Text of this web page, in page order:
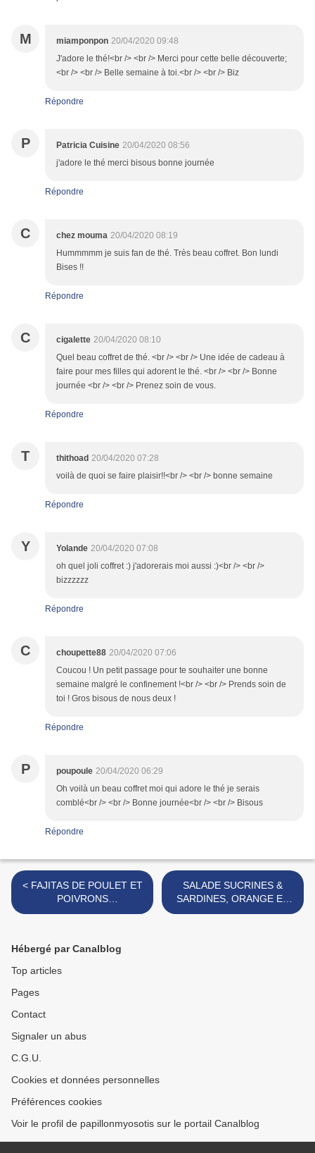
M miamponpon 20/04/2020 09:48
J'adore le thé!<br /> <br /> Merci pour cette belle découverte;
<br /> <br /> Belle semaine à toi.<br /> <br /> Biz
Répondre
P Patricia Cuisine 20/04/2020 08:56
j'adore le thé merci bisous bonne journée
Répondre
C chez mouma 20/04/2020 08:19
Hummmmm je suis fan de thé. Très beau coffret. Bon lundi
Bises !!
Répondre
C cigalette 20/04/2020 08:10
Quel beau coffret de thé. <br /> <br /> Une idée de cadeau à
faire pour mes filles qui adorent le thé. <br /> <br /> Bonne
journée <br /> <br /> Prenez soin de vous.
Répondre
T thithoad 20/04/2020 07:28
voilà de quoi se faire plaisir!!<br /> <br /> bonne semaine
Répondre
Y Yolande 20/04/2020 07:08
oh quel joli coffret :) j'adorerais moi aussi :)<br /> <br />
bizzzzzz
Répondre
C choupette88 20/04/2020 07:06
Coucou ! Un petit passage pour te souhaiter une bonne
semaine malgré le confinement !<br /> <br /> Prends soin de
toi ! Gros bisous de nous deux !
Répondre
P poupoule 20/04/2020 06:29
Oh voilà un beau coffret moi qui adore le thé je serais
comblé<br /> <br /> Bonne journée<br /> <br /> Bisous
Répondre
< FAJITAS DE POULET ET
POIVRONS
[#MEXICANFOOD
SALADE SUCRINES &
SARDINES, ORANGE ET
KIWI [#SUMMERFOOD
Hébergé par Canalblog
Top articles
Pages
Contact
Signaler un abus
C.G.U.
Cookies et données personnelles
Préférences cookies
Voir le profil de papillonmyosotis sur le portail Canalblog